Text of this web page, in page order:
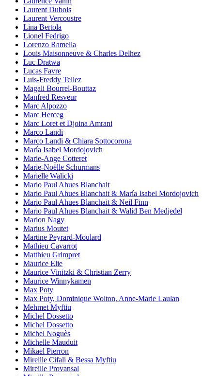
Laurent Dubois
Laurent Vercoustre
Lina Bertola
Lionel Fedrigo
Lorenzo Ramella
Louis Maisonneuve & Charles Delhez
Luc Dratwa
Lucas Favre
Luis-Freddy Tellez
Magali Bourrel-Bouttaz
Manfred Resveur
Marc Alpozzo
Marc Herceg
Marc Loret et Djoina Amrani
Marco Landi
Marco Landi & Chiara Sottocorona
María Isabel Mordojovich
Marie-Ange Cotteret
Marie-Noëlle Schurmans
Marielle Walicki
Mario Paul Ahues Blanchait
Mario Paul Ahues Blanchait & María Isabel Mordojovich
Mario Paul Ahues Blanchait & Neil Finn
Mario Paul Ahues Blanchait & Walid Ben Medjedel
Marion Nagy
Marius Moutet
Martine Peyrard-Moulard
Mathieu Cavarrot
Matthieu Grimpret
Maurice Elie
Maurice Vinitzki & Christian Zerry
Maurice Winnykamen
Max Poty
Max Poty, Dominique Wolton, Anne-Marie Laulan
Mehmet Myftiu
Michel Dossetto
Michel Dossetto
Michel Noguès
Michelle Mauduit
Mikael Pierron
Mireille Cifali & Bessa Myftiu
Mireille Provansal